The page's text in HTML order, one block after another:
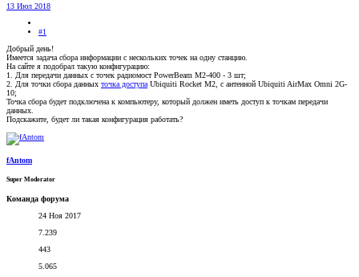
13 Июл 2018
#1
Добрый день!
Имеется задача сбора информации с нескольких точек на одну станцию.
На сайте я подобрал такую конфигурацию:
1. Для передачи данных с точек радиомост PowerBeam M2-400 - 3 шт;
2. Для точки сбора данных точка доступа Ubiquiti Rocket M2, с антенной Ubiquiti AirMax Omni 2G-
10;
Точка сбора будет подключена к компьютеру, который должен иметь доступ к точкам передачи
данных.
Подскажите, будет ли такая конфигурация работать?
fAntom
Super Moderator
Команда форума
24 Ноя 2017
7.239
443
5.065